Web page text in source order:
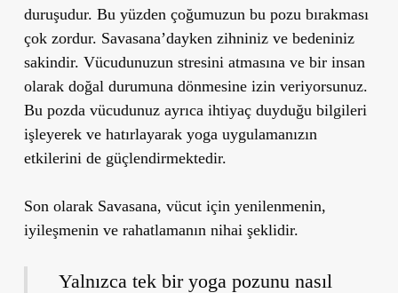
duruşudur. Bu yüzden çoğumuzun bu pozu bırakması
çok zordur. Savasana’dayken zihniniz ve bedeniniz
sakindir. Vücudunuzun stresini atmasına ve bir insan
olarak doğal durumuna dönmesine izin veriyorsunuz.
Bu pozda vücudunuz ayrıca ihtiyaç duyduğu bilgileri
işleyerek ve hatırlayarak yoga uygulamanızın
etkilerini de güçlendirmektedir.
Son olarak Savasana, vücut için yenilenmenin,
iyileşmenin ve rahatlamanın nihai şeklidir.
Yalnızca tek bir yoga pozunu nasıl